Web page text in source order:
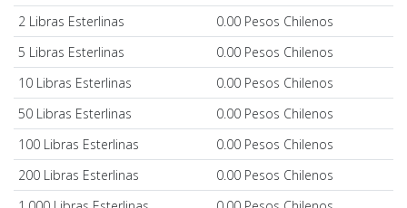
2 Libras Esterlinas
0.00 Pesos Chilenos
5 Libras Esterlinas
0.00 Pesos Chilenos
10 Libras Esterlinas
0.00 Pesos Chilenos
50 Libras Esterlinas
0.00 Pesos Chilenos
100 Libras Esterlinas
0.00 Pesos Chilenos
200 Libras Esterlinas
0.00 Pesos Chilenos